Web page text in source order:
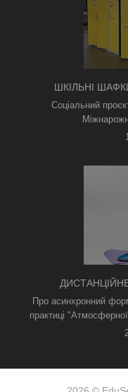
ШКІЛЬНІ
Соціальний
ТРИВОГАМИ ТА
ФОРМАТ
Про асинхронний
практиці